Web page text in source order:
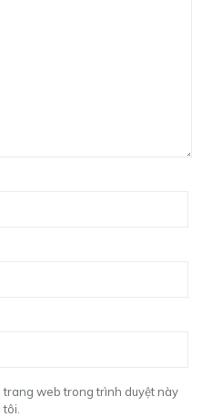
trang web trong trình duyệt này